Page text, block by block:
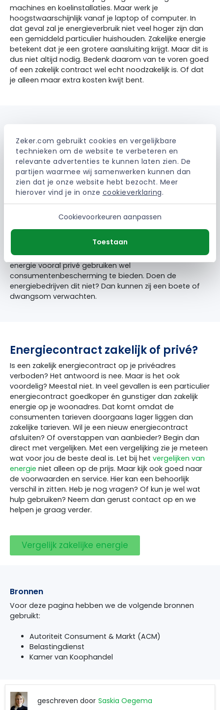
Zeker.com gebruikt cookies en vergelijkbare
technieken om de website te verbeteren en
relevante advertenties te kunnen laten zien. De
partijen waarmee wij samenwerken kunnen dan
zien dat je onze website hebt bezocht. Meer
hierover vind je in onze cookieverklaring.
Cookievoorkeuren aanpassen
Toestaan
machines en koelinstallaties. Maar werk je
hoogstwaarschijnlijk vanaf je laptop of computer. In
dat geval zal je energieverbruik niet veel hoger zijn dan
een gemiddeld particulier huishouden. Zakelijke energie
betekent dat je een grotere aansluiting krijgt. Maar dit is
dus niet altijd nodig. Bedenk daarom van te voren goed
of een zakelijk contract wel echt noodzakelijk is. Of dat
je alleen maar extra kosten kwijt bent.
volgens ACM
DeAutoriteit Consument & Markt(ACM) zegt dat
energiebedrijven moeten stoppen met het telefonisch
verleiden van zzp’ers. Zakelijke energiecontracten
worden aan de man gebracht met mooie
aanbiedingen. Terwijl de ondernemer in de praktijk met
een zakelijk contract op het woonadres vaak juist
duurder uit is. Bovendien ben je met een zakelijk
contract minder goed beschermd. Zo geldt er voor
zakelijke energie een veel hogere opzegvergoeding. In
eenberichtriep de ACM op om ondernemers die
energie vooral privé gebruiken wel
consumentenbescherming te bieden. Doen de
energiebedrijven dit niet? Dan kunnen zij een boete of
dwangsom verwachten.
Energiecontract zakelijk of privé?
Is een zakelijk energiecontract op je privéadres
verboden? Het antwoord is nee. Maar is het ook
voordelig? Meestal niet. In veel gevallen is een particulier
energiecontract goedkoper én gunstiger dan zakelijk
energie op je woonadres. Dat komt omdat de
consumenten tarieven doorgaans lager liggen dan
zakelijke tarieven. Wil je een nieuw energiecontract
afsluiten? Of overstappen van aanbieder? Begin dan
direct met vergelijken. Met een vergelijking zie je meteen
wat voor jou de beste deal is. Let bij het vergelijken van
energie niet alleen op de prijs. Maar kijk ook goed naar
de voorwaarden en service. Hier kan een behoorlijk
verschil in zitten. Heb je nog vragen? Of kun je wel wat
hulp gebruiken? Neem dan gerust contact op en we
helpen je graag verder.
Vergelijk zakelijke energie
Bronnen
Voor deze pagina hebben we de volgende bronnen
gebruikt:
Autoriteit Consument & Markt (ACM)
Belastingdienst
Kamer van Koophandel
geschreven door Saskia Oegema